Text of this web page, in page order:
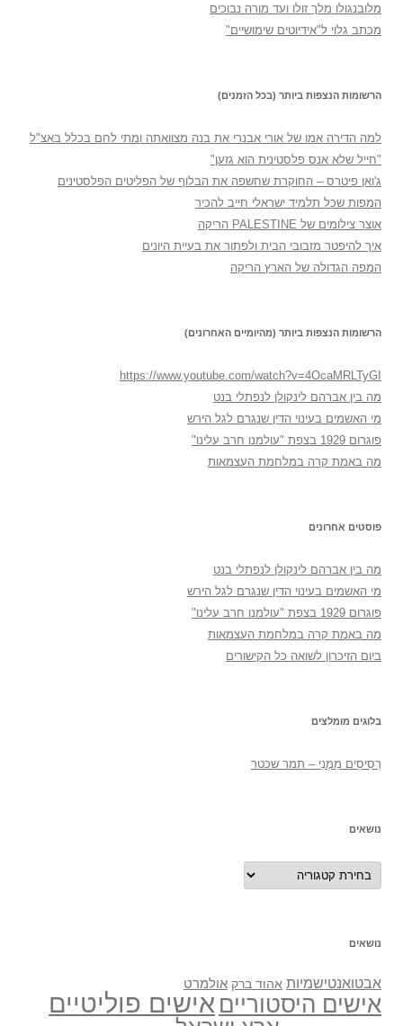
מלובנגולו מלך זולו ועד מורה נבוכים
מכתב גלוי ל"אידיוטים שימושיים"
הרשומות הנצפות ביותר (בכל הזמנים)
למה הדירה אמו של אורי אבנרי את בנה מצוואתה ומתי לחם בכלל באצ"ל
"חייל שלא אנס פלסטינית הוא גזען"
ג'ואן פיטרס – החוקרת שחשפה את הבלוף של הפליטים הפלסטינים
המפות שכל תלמיד ישראלי חייב להכיר
אוצר צילומים של PALESTINE הריקה
איך להיפטר מזבובי הבית ולפתור את בעיית היונים
המפה הגדולה של הארץ הריקה
הרשומות הנצפות ביותר (מהיומיים האחרונים)
https://www.youtube.com/watch?v=4OcaMRLTyGI
מה בין אברהם לינקולן לנפתלי בנט
מי האשמים בעינוי הדין שנגרם לגל הירש
פוגרום 1929 בצפת "עולמנו חרב עלינו"
מה באמת קרה במלחמת העצמאות
פוסטים אחרונים
מה בין אברהם לינקולן לנפתלי בנט
מי האשמים בעינוי הדין שנגרם לגל הירש
פוגרום 1929 בצפת "עולמנו חרב עלינו"
מה באמת קרה במלחמת העצמאות
ביום הזיכרון לשואה כל הקישורים
בלוגים מומלצים
רְסִיסִים מִמֶנִי – תמר שכטר
נושאים
נושאים
נושאים
אבטואנטישמיות אהוד ברק אולמרט
אישים היסטוריים אישים פוליטיים